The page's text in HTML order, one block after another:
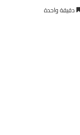
دقيقة واحدة